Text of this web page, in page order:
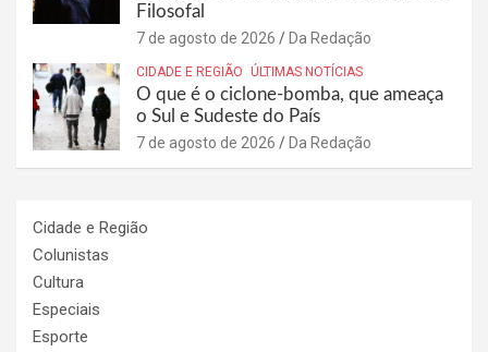
Filosofal
7 de agosto de 2026 Da Redação
CIDADE E REGIÃO ÚLTIMAS NOTÍCIAS
O que é o ciclone-bomba, que ameaça
o Sul e Sudeste do País
7 de agosto de 2026 Da Redação
Cidade e Região
Colunistas
Cultura
Especiais
Esporte